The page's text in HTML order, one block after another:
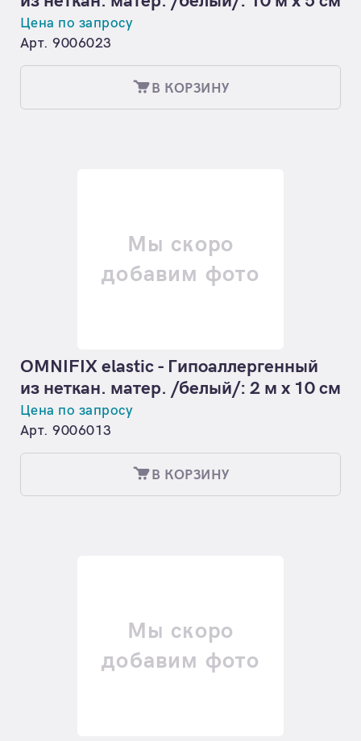
Цена по запросу
Арт. 9006023
В КОРЗИНУ
Мы скоро
добавим фото
OMNIFIX elastic - Гипоаллергенный
из неткан. матер. /белый/: 2 м х 10 см
Цена по запросу
Арт. 9006013
В КОРЗИНУ
Мы скоро
добавим фото